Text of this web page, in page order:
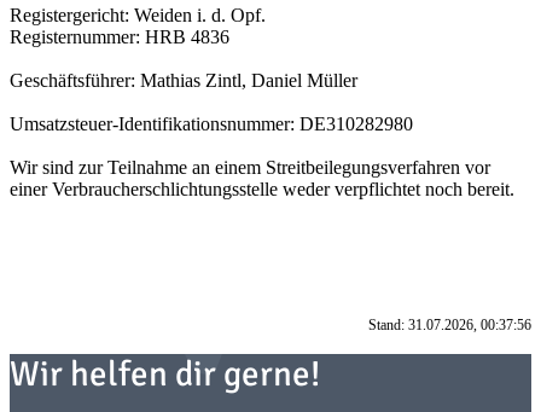
Registergericht: Weiden i. d. Opf.
Registernummer: HRB 4836
Geschäftsführer: Mathias Zintl, Daniel Müller
Umsatzsteuer-Identifikationsnummer: DE310282980
Wir sind zur Teilnahme an einem Streitbeilegungsverfahren vor
einer Verbraucherschlichtungsstelle weder verpflichtet noch bereit.
Stand: 31.07.2026, 00:37:56
Wir helfen dir gerne!